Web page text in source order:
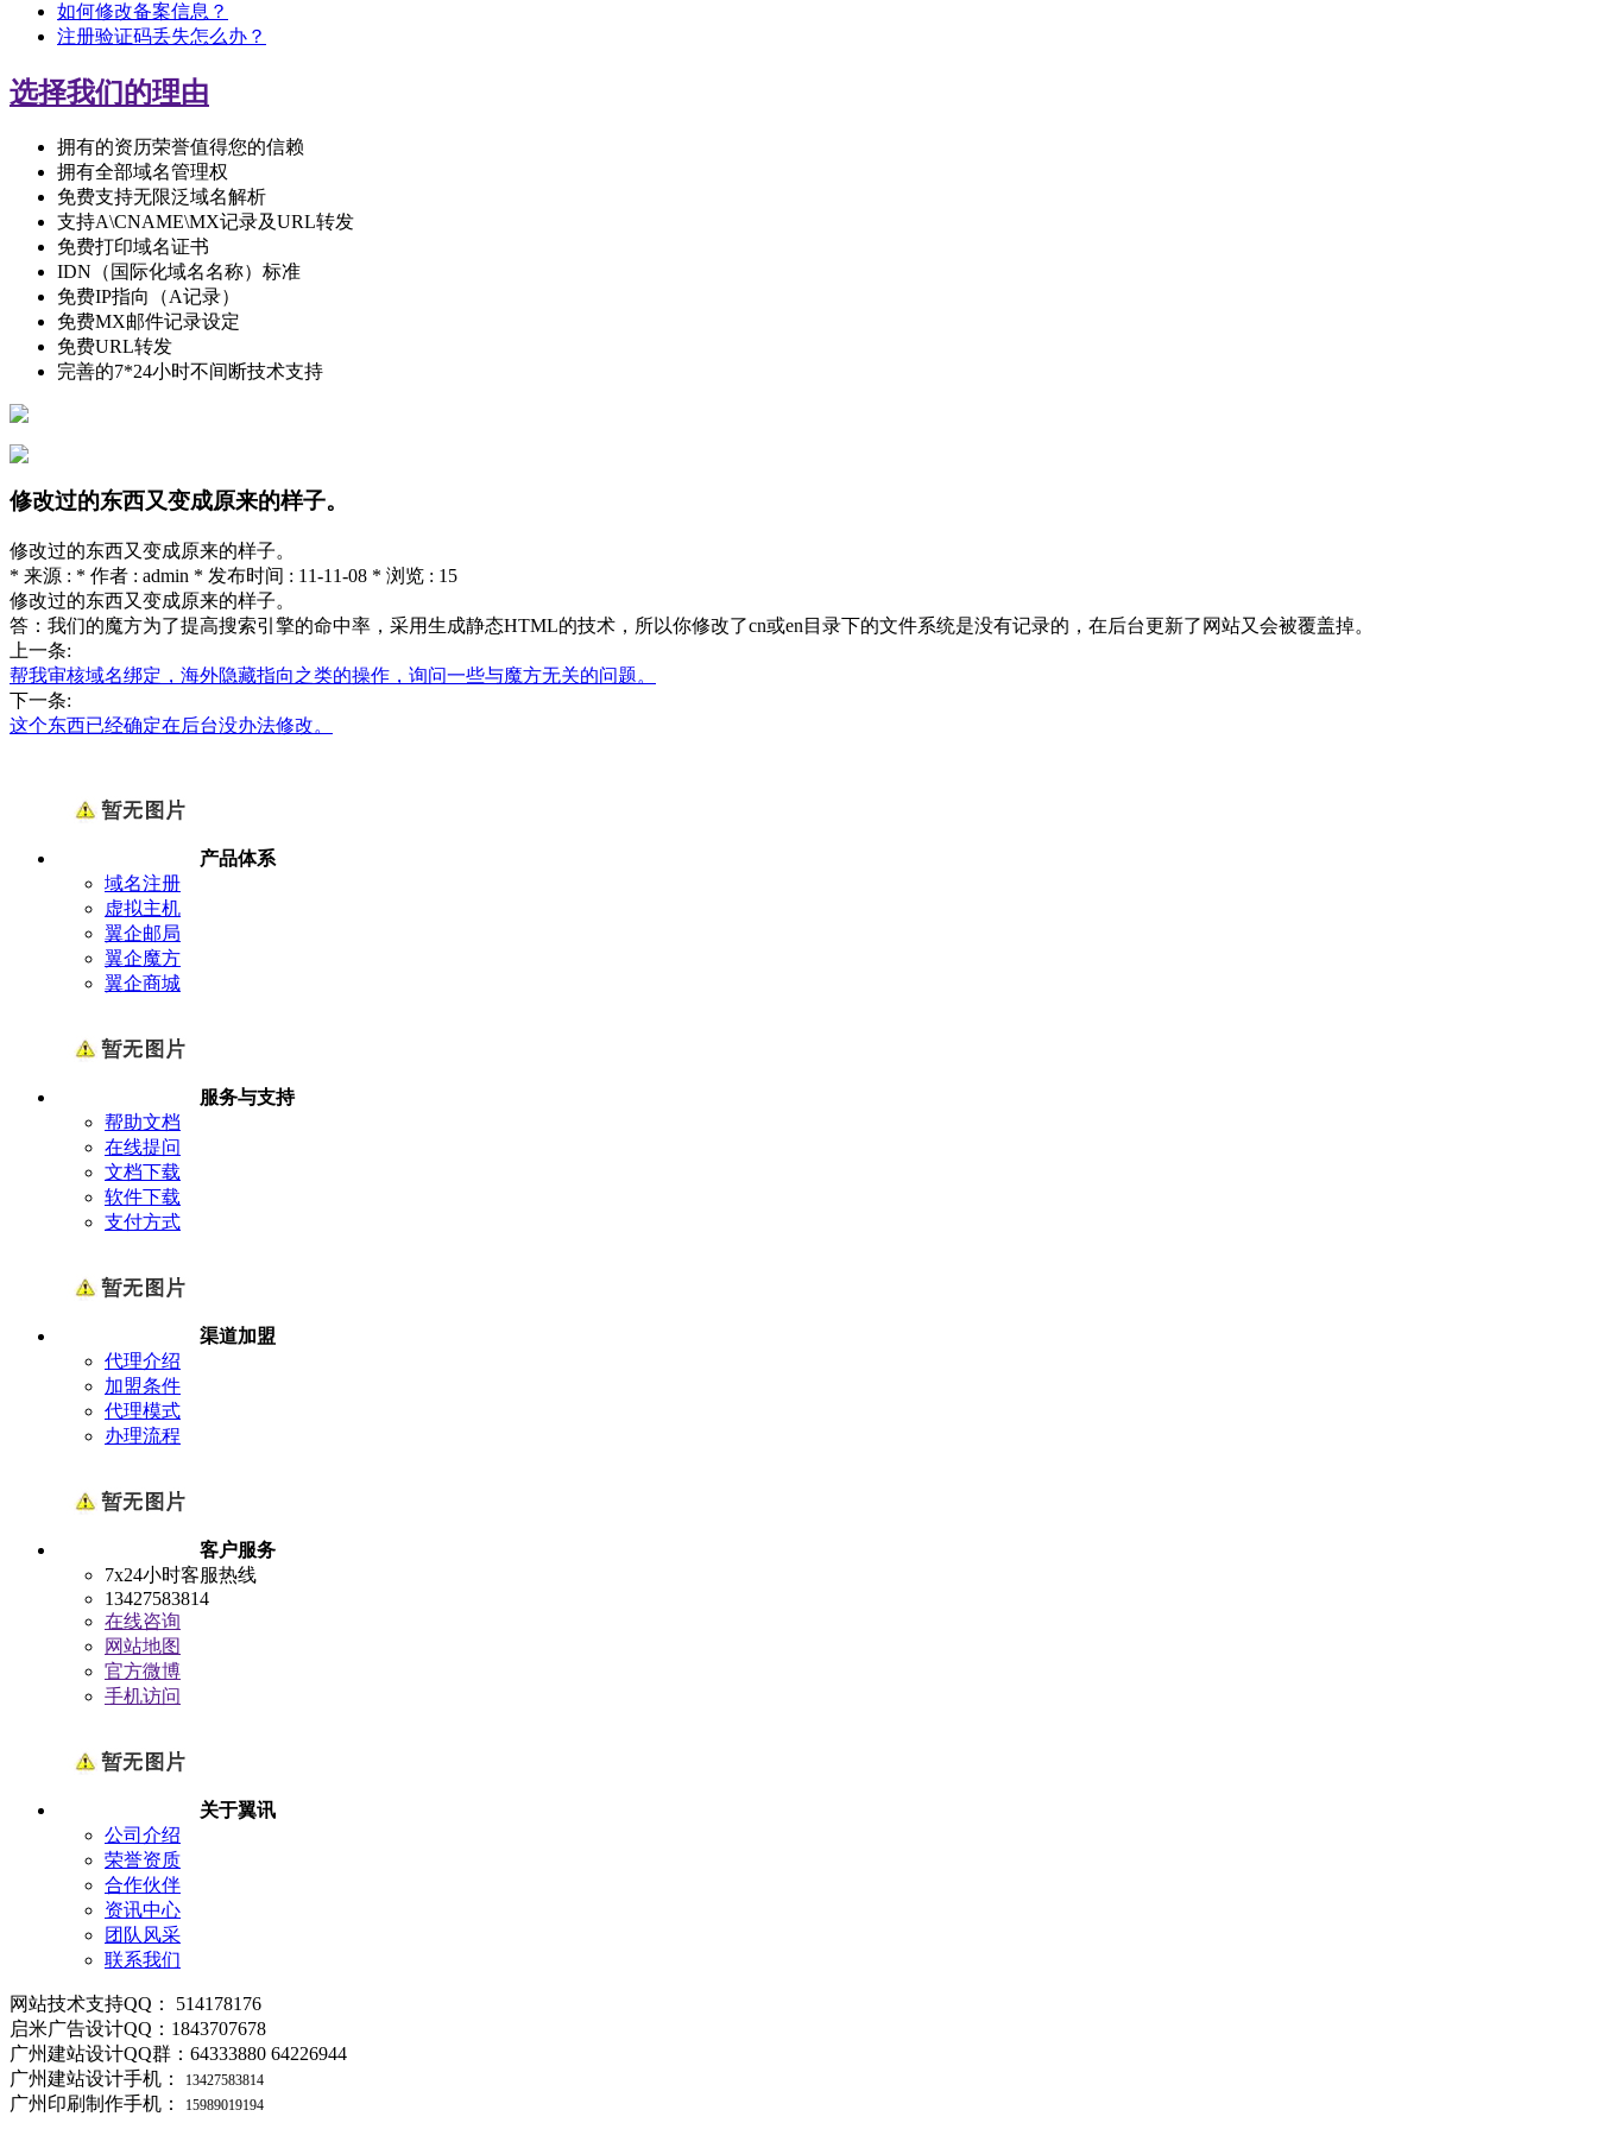
如何修改备案信息？
注册验证码丢失怎么办？
选择我们的理由
拥有的资历荣誉值得您的信赖
拥有全部域名管理权
免费支持无限泛域名解析
支持A\CNAME\MX记录及URL转发
免费打印域名证书
IDN（国际化域名名称）标准
免费IP指向（A记录）
免费MX邮件记录设定
免费URL转发
完善的7*24小时不间断技术支持
修改过的东西又变成原来的样子。
修改过的东西又变成原来的样子。
* 来源 : * 作者 : admin * 发布时间 : 11-11-08 * 浏览 : 15
修改过的东西又变成原来的样子。
答：我们的魔方为了提高搜索引擎的命中率，采用生成静态HTML的技术，所以你修改了cn或en目录下的文件系统是没有记录的，在后台更新了网站又会被覆盖掉。
上一条:
帮我审核域名绑定，海外隐藏指向之类的操作，询问一些与魔方无关的问题。
下一条:
这个东西已经确定在后台没办法修改。
产品体系
域名注册
虚拟主机
翼企邮局
翼企魔方
翼企商城
服务与支持
帮助文档
在线提问
文档下载
软件下载
支付方式
渠道加盟
代理介绍
加盟条件
代理模式
办理流程
客户服务
7x24小时客服热线
13427583814
在线咨询
网站地图
官方微博
手机访问
关于翼讯
公司介绍
荣誉资质
合作伙伴
资讯中心
团队风采
联系我们
网站技术支持QQ： 514178176
启米广告设计QQ：1843707678
广州建站设计QQ群：64333880 64226944
广州建站设计手机：
13427583814
广州印刷制作手机： 15989019194